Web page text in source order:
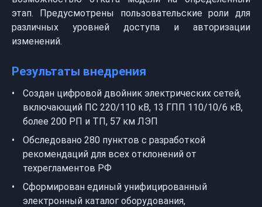
этап. Предусмотрены пользовательские роли для
различных уровней доступа и авторизации
изменений.
Результаты внедрения
Создан цифровой двойник электрических сетей,
включающий ПС 220/110 кВ, 13 ГПП 110/10/6 кВ,
более 200 РП и ТП, 57 км ЛЭП
Обследовано 280 пунктов с разработкой
рекомендаций для всех отклонений от
техрегламентов РФ
Сформирован единый унифицированный
электронный каталог оборудования,